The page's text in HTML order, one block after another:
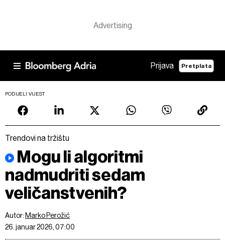
Prijava Pretplata
PODIJELI VIJEST
Trendovi na tržištu
Mogu li algoritmi
nadmudriti sedam
veličanstvenih?
Autor: Marko Perožić
26. januar 2026, 07:00